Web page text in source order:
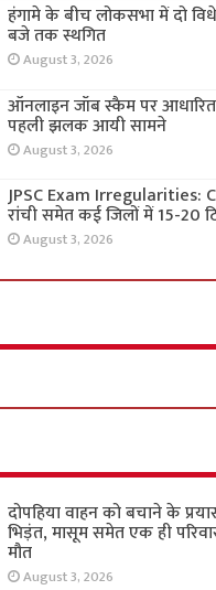
हंगामे के बीच लोकसभा में दो
बजे तक स्थगित
August 3, 2026
ऑनलाइन जॉब स्कैम पर आधारित
पहली झलक आयी सामने
August 3, 2026
JPSC Exam Irregularities:
रांची समेत कई जिलों में 15-20
August 3, 2026
दोपहिया वाहन को बचाने के
भिड़ंत, मासूम समेत एक ही
मौत
August 3, 2026